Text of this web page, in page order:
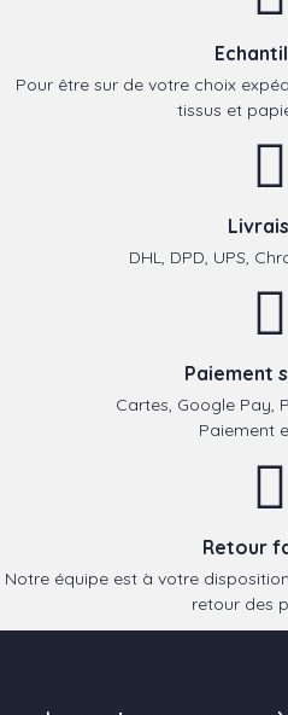
Pour être sur de votre choix
tissus et
DHL, DPD, UPS,
Paiement
Cartes, Google Pay,
Paiement
Retour
Notre équipe est à votre
retour des